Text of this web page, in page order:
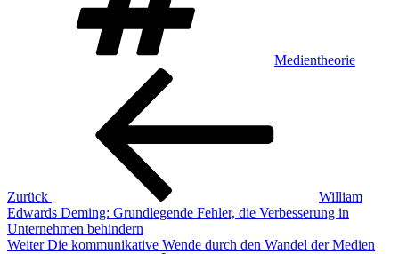
Medientheorie
Beitragsnavigation
Zurück
William
Edwards Deming: Grundlegende Fehler, die Verbesserung in
Unternehmen behindern
Nächster
Weiter Die kommunikative Wende durch den Wandel der Medien